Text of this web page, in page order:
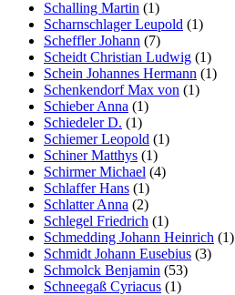
Schalling Martin (1)
Scharnschlager Leupold (1)
Scheffler Johann (7)
Scheidt Christian Ludwig (1)
Schein Johannes Hermann (1)
Schenkendorf Max von (1)
Schieber Anna (1)
Schiedeler D. (1)
Schiemer Leopold (1)
Schiner Matthys (1)
Schirmer Michael (4)
Schlaffer Hans (1)
Schlatter Anna (2)
Schlegel Friedrich (1)
Schmedding Johann Heinrich (1)
Schmidt Johann Eusebius (3)
Schmolck Benjamin (53)
Schneegaß Cyriacus (1)